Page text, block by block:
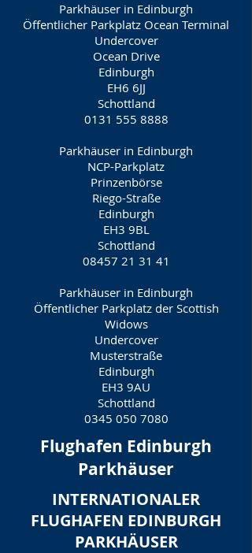
Parkhäuser in Edinburgh
Öffentlicher Parkplatz Ocean Terminal
Undercover
Ocean Drive
Edinburgh
EH6 6JJ
Schottland
0131 555 8888
Parkhäuser in Edinburgh
NCP-Parkplatz
Prinzenbörse
Riego-Straße
Edinburgh
EH3 9BL
Schottland
08457 21 31 41
Parkhäuser in Edinburgh
Öffentlicher Parkplatz der Scottish
Widows
Undercover
Musterstraße
Edinburgh
EH3 9AU
Schottland
0345 050 7080
Flughafen Edinburgh
Parkhäuser
INTERNATIONALER
FLUGHAFEN EDINBURGH
PARKHÄUSER